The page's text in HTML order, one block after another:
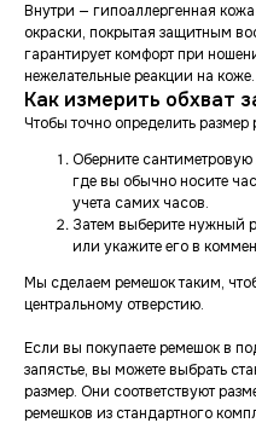
Внутри — гипоаллергенная
окраски, покрытая защитным
гарантирует комфорт при
нежелательные реакции на коже.
Как измерить обхват
Чтобы точно определить размер
Оберните сантиметровую
где вы обычно носите
учета самих часов.
Затем выберите нужный
или укажите его в
Мы сделаем ремешок таким,
центральному отверстию.
Если вы покупаете ремешок в
запястье, вы можете выбрать
размер. Они соответствуют
ремешков из стандартного